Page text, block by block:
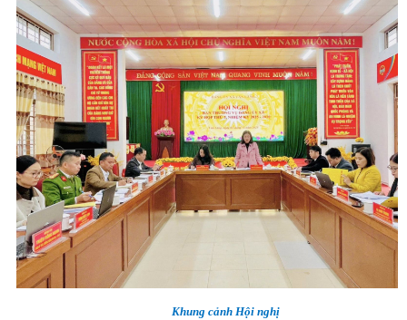
Khung cảnh Hội nghị